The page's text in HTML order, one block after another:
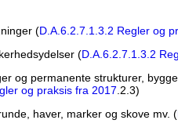
(D.A.6.2.7.1.3.2 Regler og
(D.A.6.2.7.1.3.2
og permanente strukturer,
og praksis fra 2017 .2.3)
haver, marker og skove mv. (